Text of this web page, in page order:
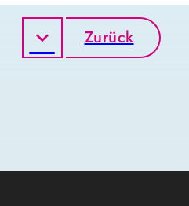
Zurück